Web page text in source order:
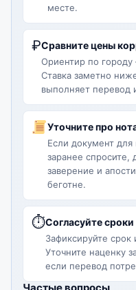
месте.
₽Сравните цены
Ориентир по
Ставка заметно
выполняет перевод
Уточните про
Если документ для
заранее спросите,
заверение и
беготне.
⏱Согласуйте
Зафиксируйте срок
Уточните наценку
если перевод
Частые вопросы